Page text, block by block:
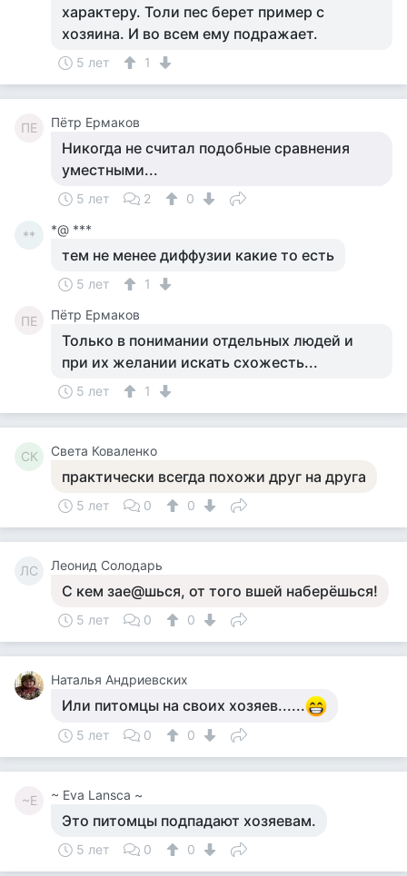
характеру. Толи пес берет пример с
хозяина. И во всем ему подражает.
5 лет 1
ПЕ Пётр Ермаков
Никогда не считал подобные сравнения
уместными...
5 лет 2 0
** *@ ***
тем не менее диффузии какие то есть
5 лет 1
ПЕ Пётр Ермаков
Только в понимании отдельных людей и
при их желании искать схожесть...
5 лет 1
СК Света Коваленко
практически всегда похожи друг на друга
5 лет 0 0
ЛС Леонид Солодарь
С кем зае@шься, от того вшей наберёшься!
5 лет 0 0
Наталья Андриевских
Или питомцы на своих хозяев......
5 лет 0 0
~E ~ Eva Lansca ~
Это питомцы подпадают хозяевам.
5 лет 0 0